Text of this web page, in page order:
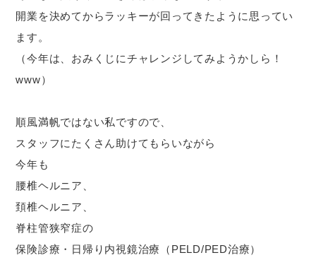
開業を決めてからラッキーが回ってきたように思ってい
ます。
（今年は、おみくじにチャレンジしてみようかしら！
www）
順風満帆ではない私ですので、
スタッフにたくさん助けてもらいながら
今年も
腰椎ヘルニア、
頚椎ヘルニア、
脊柱管狭窄症の
保険診療・日帰り内視鏡治療（PELD/PED治療）